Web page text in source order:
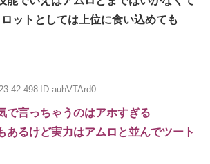
ットとしては上位に食い込めても
ID:auhVTArd0
で言っちゃうのはアホすぎる
あるけど実力はアムロと並んでツート